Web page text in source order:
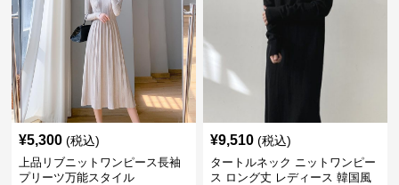
¥5,300 (税込)
上品リブニットワンピース長袖
プリーツ万能スタイル
¥9,510 (税込)
タートルネック ニットワンピー
ス ロング丈 レディース 韓国風